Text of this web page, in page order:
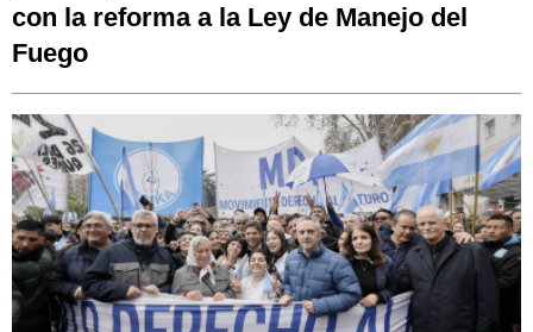
con la reforma a la Ley de Manejo del
Fuego